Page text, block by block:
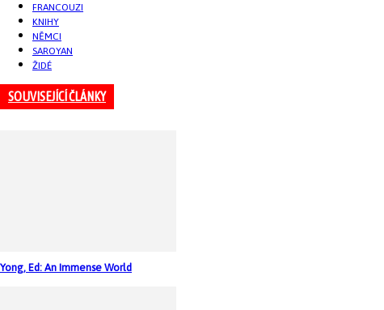
FRANCOUZI
KNIHY
NĚMCI
SAROYAN
ŽIDÉ
SOUVISEJÍCÍ ČLÁNKY
Yong, Ed: An Immense World